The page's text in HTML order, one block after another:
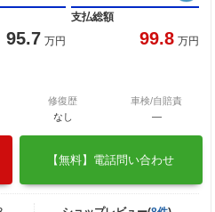
95.7 万円
支払総額
99.8 万円
修復歴
なし
車検/自賠責
―
【無料】電話問い合わせ